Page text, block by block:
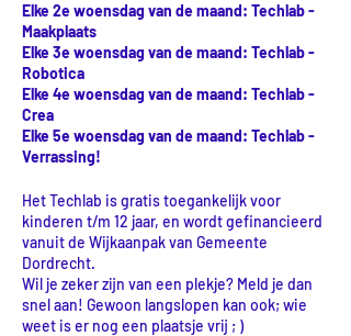
Elke 2e woensdag van de maand: Techlab -
Maakplaats
Elke 3e woensdag van de maand: Techlab -
Robotica
Elke 4e woensdag van de maand: Techlab -
Crea
Elke 5e woensdag van de maand: Techlab -
Verrassing!
Het Techlab is gratis toegankelijk voor
kinderen t/m 12 jaar, en wordt gefinancieerd
vanuit de Wijkaanpak van Gemeente
Dordrecht.
Wil je zeker zijn van een plekje? Meld je dan
snel aan! Gewoon langslopen kan ook; wie
weet is er nog een plaatsje vrij ; )